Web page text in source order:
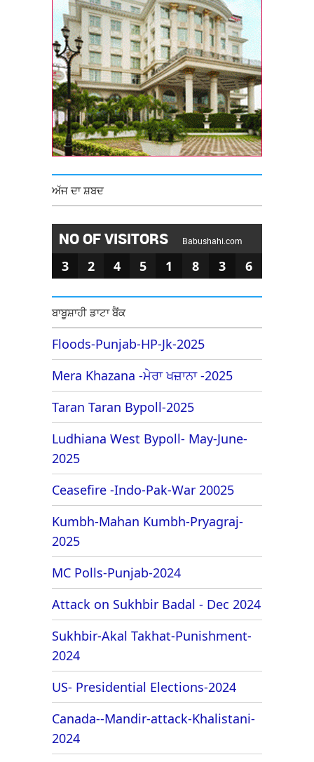
ਅੱਜ ਦਾ ਸ਼ਬਦ
NO OF VISITORS Babushahi.com
3 2 4 5 1 8 3 6
ਬਾਬੂਸ਼ਾਹੀ ਡਾਟਾ ਬੈਂਕ
Floods-Punjab-HP-Jk-2025
Mera Khazana -ਮੇਰਾ ਖਜ਼ਾਨਾ -2025
Taran Taran Bypoll-2025
Ludhiana West Bypoll- May-June-
2025
Ceasefire -Indo-Pak-War 20025
Kumbh-Mahan Kumbh-Pryagraj-
2025
MC Polls-Punjab-2024
Attack on Sukhbir Badal - Dec 2024
Sukhbir-Akal Takhat-Punishment-
2024
US- Presidential Elections-2024
Canada--Mandir-attack-Khalistani-
2024